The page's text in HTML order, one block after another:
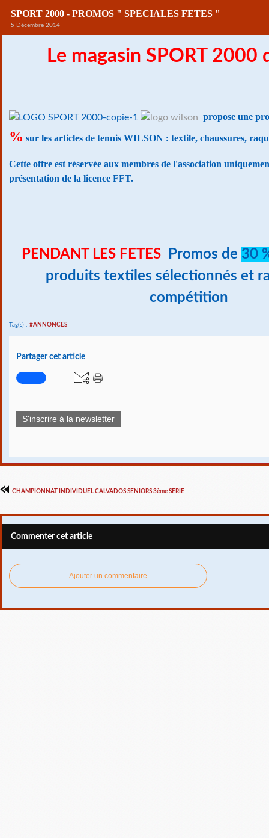
SPORT 2000 - PROMOS " SPECIALES FETES "
5 Décembre 2014
Le magasin SPORT 2000
propose une
% sur les articles de tennis WILSON : textile, chaussures,
Cette offre est réservée aux membres de l'association
présentation de la licence FFT.
PENDANT LES FETES Promos de 30
produits textiles sélectionnés et
compétition
Tag(s) : #ANNONCES
Partager cet article
S'inscrire à la newsletter
CHAMPIONNAT INDIVIDUEL CALVADOS SENIORS 3ème SERIE
Commenter cet article
Ajouter un commentaire